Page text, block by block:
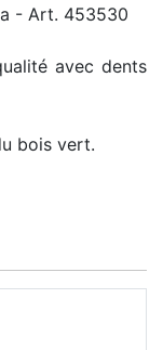
- Art. 453530
avec dents
bois vert.